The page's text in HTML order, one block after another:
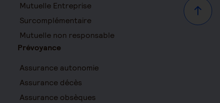
Haut
Mutuelle Entreprise
Surcomplémentaire
Mutuelle non responsable
Prévoyance
Assurance autonomie
Assurance décès
Assurance obsèques